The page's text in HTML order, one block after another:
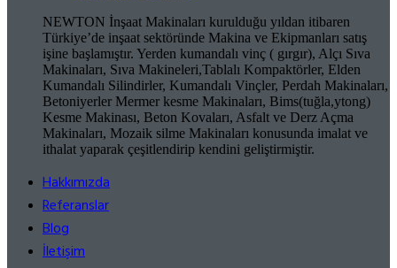
NEWTON İnşaat Makinaları kurulduğu yıldan itibaren
Türkiye’de inşaat sektöründe Makina ve Ekipmanları satış
işine başlamıştır. Yerden kumandalı vinç ( gırgır), Alçı Sıva
Makinaları, Sıva Makineleri,Tablalı Kompaktörler, Elden
Kumandalı Silindirler, Kumandalı Vinçler, Perdah Makinaları,
Betoniyerler Mermer kesme Makinaları, Bims(tuğla,ytong)
Kesme Makinası, Beton Kovaları, Asfalt ve Derz Açma
Makinaları, Mozaik silme Makinaları konusunda imalat ve
ithalat yaparak çeşitlendirip kendini geliştirmiştir.
Hakkımızda
Referanslar
Blog
İletişim